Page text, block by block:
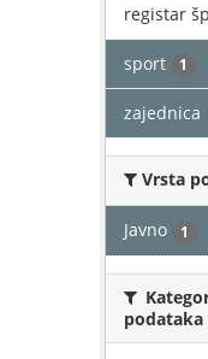
registar
sport 1
zajednica
Vrsta
Javno 1
podataka